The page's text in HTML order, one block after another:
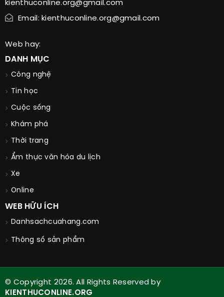
kienthuconline.org@gmail.com
Email: kienthuconline.org@gmail.com
Web hay:
DANH MỤC
Công nghệ
Tin học
Cuộc sống
Khám phá
Thời trang
Ẩm thực văn hóa du lịch
Xe
Online
WEB HỮU ÍCH
Danhsachcuahang.com
Thông số sản phẩm
© Copyright 2026. All Rights Reserved by
KIENTHUCONLINE.ORG